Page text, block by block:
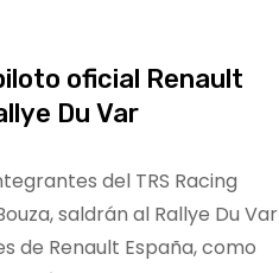
oficial Renault
Du Var
del TRS Racing
saldrán al Rallye Du Var
de Renault España, como